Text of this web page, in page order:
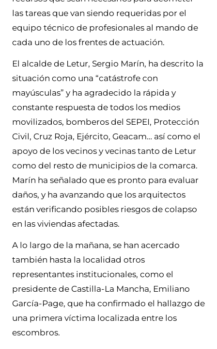
las tareas que van siendo requeridas por el
equipo técnico de profesionales al mando de
cada uno de los frentes de actuación.
El alcalde de Letur, Sergio Marín, ha descrito la
situación como una “catástrofe con
mayúsculas” y ha agradecido la rápida y
constante respuesta de todos los medios
movilizados, bomberos del SEPEI, Protección
Civil, Cruz Roja, Ejército, Geacam… así como el
apoyo de los vecinos y vecinas tanto de Letur
como del resto de municipios de la comarca.
Marín ha señalado que es pronto para evaluar
daños, y ha avanzando que los arquitectos
están verificando posibles riesgos de colapso
en las viviendas afectadas.
A lo largo de la mañana, se han acercado
también hasta la localidad otros
representantes institucionales, como el
presidente de Castilla-La Mancha, Emiliano
García-Page, que ha confirmado el hallazgo de
una primera víctima localizada entre los
escombros.